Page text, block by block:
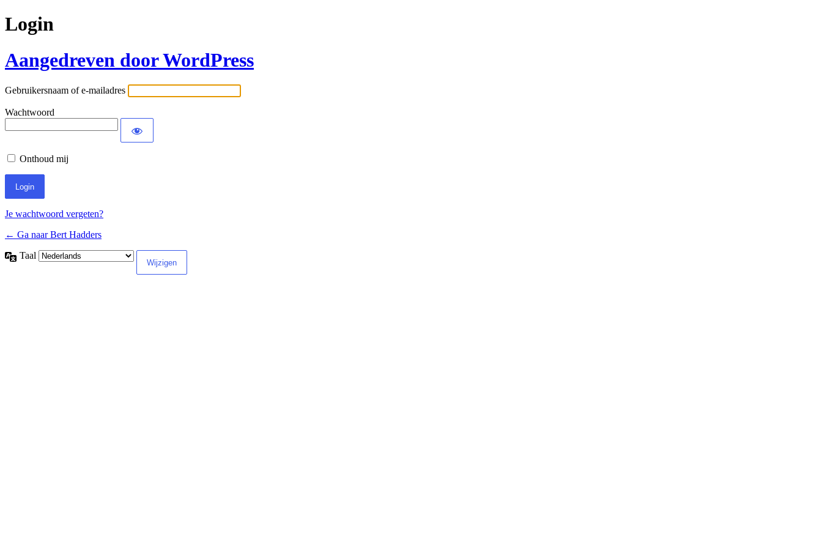
Login
Aangedreven door WordPress
Gebruikersnaam of e-mailadres
Wachtwoord
Onthoud mij
Je wachtwoord vergeten?
← Ga naar Bert Hadders
Taal